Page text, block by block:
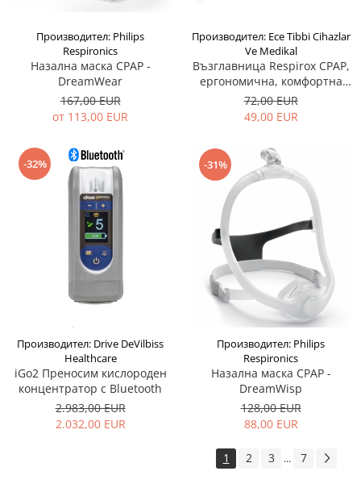
Производител: Philips
Respironics
Назална маска CPAP -
DreamWear
167,00 EUR
от 113,00 EUR
Производител: Ece Tibbi Cihazlar
Ve Medikal
Възглавница Respirox CPAP,
ергономична, комфортна
при лечение на сънна апнея
72,00 EUR
49,00 EUR
-32%
Производител: Drive DeVilbiss
Healthcare
iGo2 Преносим кислороден
концентратор с Bluetooth
2.983,00 EUR
2.032,00 EUR
-31%
Производител: Philips
Respironics
Назална маска CPAP -
DreamWisp
128,00 EUR
88,00 EUR
1 2 3 ... 7